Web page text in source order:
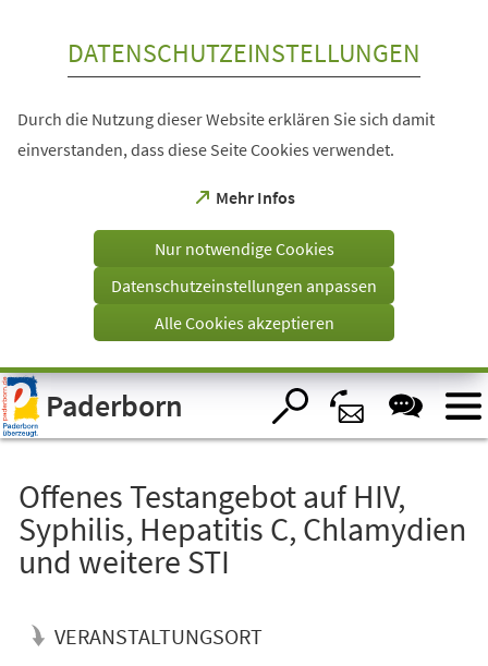
Visuelle
Assistenzsoftware
öffnen.
DATENSCHUTZEINSTELLUNGEN
Durch die Nutzung dieser Website erklären Sie sich damit
einverstanden, dass diese Seite Cookies verwendet.
Mehr Infos
(Öffnet
einem
Tab)
Nur notwendige Cookies
Datenschutzeinstellungen anpassen
Alle Cookies akzeptieren
Paderborn
Offenes Testangebot auf HIV,
Syphilis, Hepatitis C, Chlamydien
und weitere STI
VERANSTALTUNGSORT